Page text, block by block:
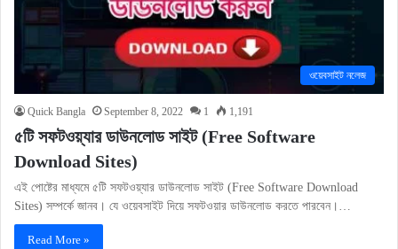
ওয়েবসাইট নলেজ
Quick Bangla September 8, 2022 1 1,191
৫টি সফটওয়্যার ডাউনলোড সাইট (Free Software
Download Sites)
এই পোষ্টের মাধ্যমে ৫টি সফটওয়্যার ডাউনলোড সাইট (Free Software Download
Sites) সম্পর্কে জানব। যে ওয়েবসাইট দিয়ে সফটওয়ার ডাউনলোড করতে পারবেন।…
Read More »